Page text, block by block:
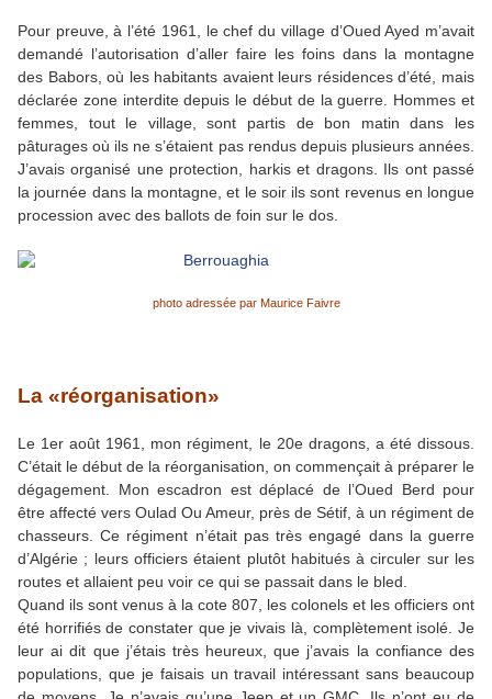
Pour preuve, à l’été 1961, le chef du village d’Oued Ayed m’avait
demandé l’autorisation d’aller faire les foins dans la montagne
des Babors, où les habitants avaient leurs résidences d’été, mais
déclarée zone interdite depuis le début de la guerre. Hommes et
femmes, tout le village, sont partis de bon matin dans les
pâturages où ils ne s’étaient pas rendus depuis plusieurs années.
J’avais organisé une protection, harkis et dragons. Ils ont passé
la journée dans la montagne, et le soir ils sont revenus en longue
procession avec des ballots de foin sur le dos.
photo adressée par Maurice Faivre
La «réorganisation»
Le 1er août 1961, mon régiment, le 20e dragons, a été dissous.
C’était le début de la réorganisation, on commençait à préparer le
dégagement. Mon escadron est déplacé de l’Oued Berd pour
être affecté vers Oulad Ou Ameur, près de Sétif, à un régiment de
chasseurs. Ce régiment n’était pas très engagé dans la guerre
d’Algérie ; leurs officiers étaient plutôt habitués à circuler sur les
routes et allaient peu voir ce qui se passait dans le bled.
Quand ils sont venus à la cote 807, les colonels et les officiers ont
été horrifiés de constater que je vivais là, complètement isolé. Je
leur ai dit que j’étais très heureux, que j’avais la confiance des
populations, que je faisais un travail intéressant sans beaucoup